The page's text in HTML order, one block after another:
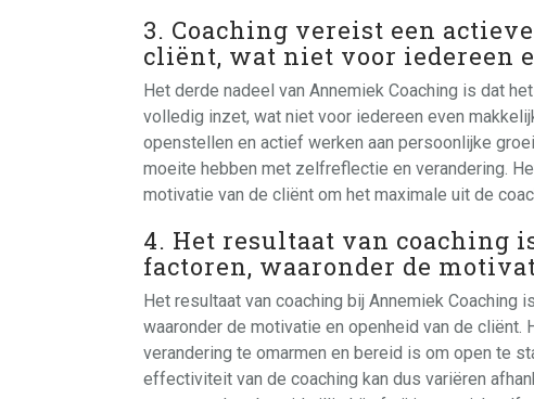
3. Coaching vereist een
cliënt, wat niet voor iedereen
Het derde nadeel van Annemiek Coaching is dat
volledig inzet, wat niet voor iedereen even
openstellen en actief werken aan persoonlijke
moeite hebben met zelfreflectie en verandering.
motivatie van de cliënt om het maximale uit de
4. Het resultaat van coaching
factoren, waaronder de
Het resultaat van coaching bij Annemiek Coaching
waaronder de motivatie en openheid van de
verandering te omarmen en bereid is om open te
effectiviteit van de coaching kan dus variëren